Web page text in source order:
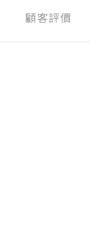
顧客評價